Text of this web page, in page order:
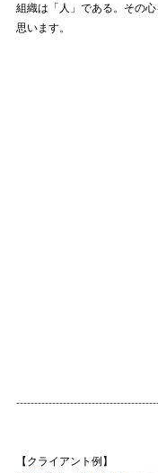
組織は「人」である。その
思います。
【クライアント例】